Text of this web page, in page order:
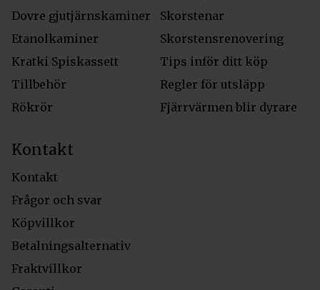
Dovre gjutjärnskaminer
Etanolkaminer
Kratki Spiskassett
Tillbehör
Rökrör
Skorstenar
Skorstensrenovering
Tips inför ditt köp
Regler för utsläpp
Fjärrvärmen blir dyrare
Kontakt
Kontakt
Frågor och svar
Köpvillkor
Betalningsalternativ
Fraktvillkor